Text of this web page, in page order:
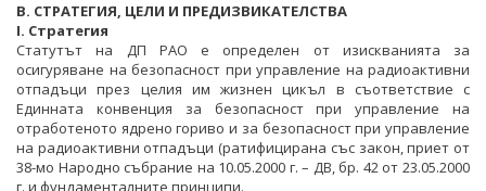
В. СТРАТЕГИЯ, ЦЕЛИ И ПРЕДИЗВИКАТЕЛСТВА
I. Стратегия
Статутът на ДП РАО е определен от изискванията за
осигуряване на безопасност при управление на радиоактивни
отпадъци през целия им жизнен цикъл в съответствие с
Единната конвенция за безопасност при управление на
отработеното ядрено гориво и за безопасност при управление
на радиоактивни отпадъци (ратифицирана със закон, приет от
38-мо Народно събрание на 10.05.2000 г. – ДВ, бр. 42 от 23.05.2000
г. и фундаменталните принципи.